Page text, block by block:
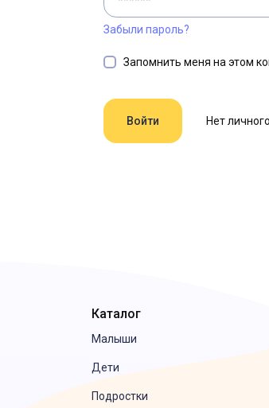
Забыли пароль?
Запомнить меня на этом
Нет
Каталог
Малыши
Дети
Подростки